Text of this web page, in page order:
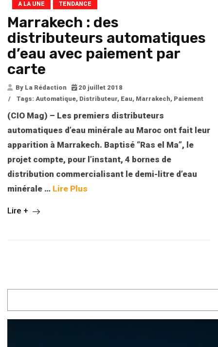
A LA UNE TENDANCE
Marrakech : des
distributeurs automatiques
d’eau avec paiement par
carte
By La Rédaction
20 juillet 2018
/
Tags: Automatique, Distributeur, Eau, Marrakech, Paiement
(CIO Mag) – Les premiers distributeurs
automatiques d’eau minérale au Maroc ont fait leur
apparition à Marrakech. Baptisé “Ras el Ma”, le
projet compte, pour l’instant, 4 bornes de
distribution commercialisant le demi-litre d’eau
minérale … Lire Plus
Lire +